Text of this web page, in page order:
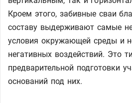
Кроем этого, забивные сваи
составу выдерживают самые
условия окружающей среды и
негативных воздействий. Это
предварительной подготовки
оснований под них.